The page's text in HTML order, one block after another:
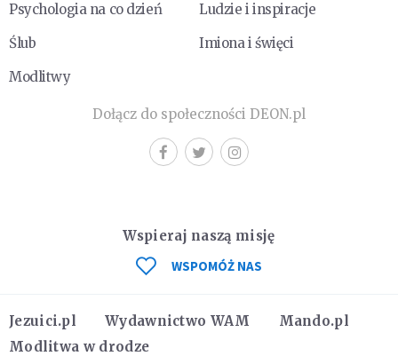
Psychologia na co dzień
Ludzie i inspiracje
Ślub
Imiona i święci
Modlitwy
Dołącz do społeczności DEON.pl
Jezuici.pl Wydawnictwo WAM
Mando.pl
Modlitwa w drodze
Wspieraj naszą misję
WSPOMÓŻ NAS